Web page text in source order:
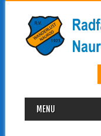
MAIN MENU
MENU